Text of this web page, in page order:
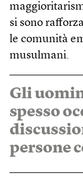
si sono
le comunità
musulmani.
Gli
spesso
persone